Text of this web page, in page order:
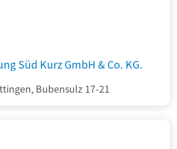
Süd Kurz GmbH & Co. KG.
Bubensulz 17-21